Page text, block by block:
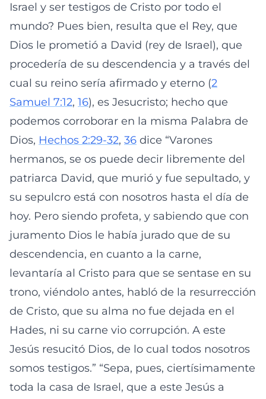
Israel y ser testigos de Cristo por todo el
mundo? Pues bien, resulta que el Rey, que
Dios le prometió a David (rey de Israel), que
procedería de su descendencia y a través del
cual su reino sería afirmado y eterno (2
Samuel 7:12, 16), es Jesucristo; hecho que
podemos corroborar en la misma Palabra de
Dios, Hechos 2:29-32, 36 dice “Varones
hermanos, se os puede decir libremente del
patriarca David, que murió y fue sepultado, y
su sepulcro está con nosotros hasta el día de
hoy. Pero siendo profeta, y sabiendo que con
juramento Dios le había jurado que de su
descendencia, en cuanto a la carne,
levantaría al Cristo para que se sentase en su
trono, viéndolo antes, habló de la resurrección
de Cristo, que su alma no fue dejada en el
Hades, ni su carne vio corrupción. A este
Jesús resucitó Dios, de lo cual todos nosotros
somos testigos.” “Sepa, pues, ciertísimamente
toda la casa de Israel, que a este Jesús a